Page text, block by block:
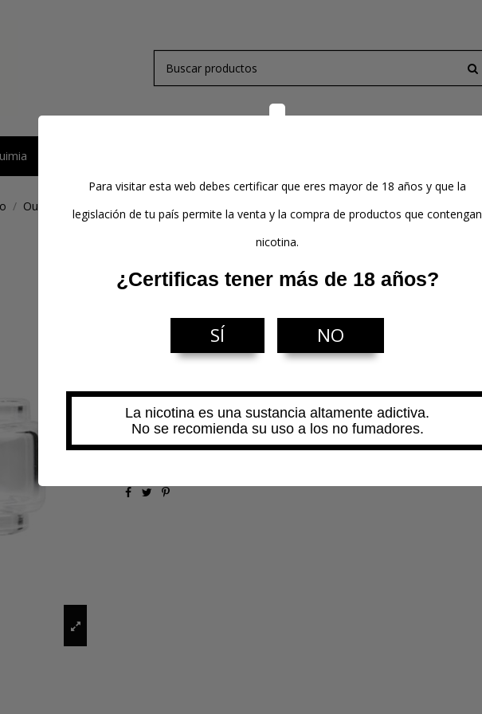
Oumier Cristal Pyrex de recambio para Wasp Nano RTA 3ml - Oumier
Cristal Pyrex de recambio para Wasp
Nano RTA 3ml - Oumier
2,90 €
- Envío en 24/48h Laborables
Comprar
Para visitar esta web debes certificar que eres mayor de 18 años y que la
legislación de tu país permite la venta y la compra de productos que contengan
nicotina.
¿Certificas tener más de 18 años?
SÍ NO
La nicotina es una sustancia altamente adictiva.
No se recomienda su uso a los no fumadores.